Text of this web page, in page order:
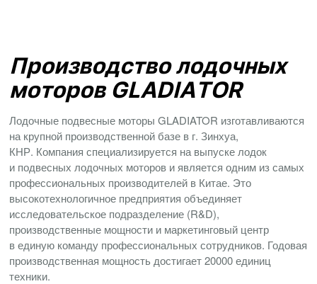
Производство лодочных
моторов GLADIATOR
Лодочные подвесные моторы GLADIATOR изготавливаются
на крупной производственной базе в г. Зинхуа,
КНР. Компания специализируется на выпуске лодок
и подвесных лодочных моторов и является одним из самых
профессиональных производителей в Китае. Это
высокотехнологичное предприятия объединяет
исследовательское подразделение (R&D),
производственные мощности и маркетинговый центр
в единую команду профессиональных сотрудников. Годовая
производственная мощность достигает 20000 единиц
техники.